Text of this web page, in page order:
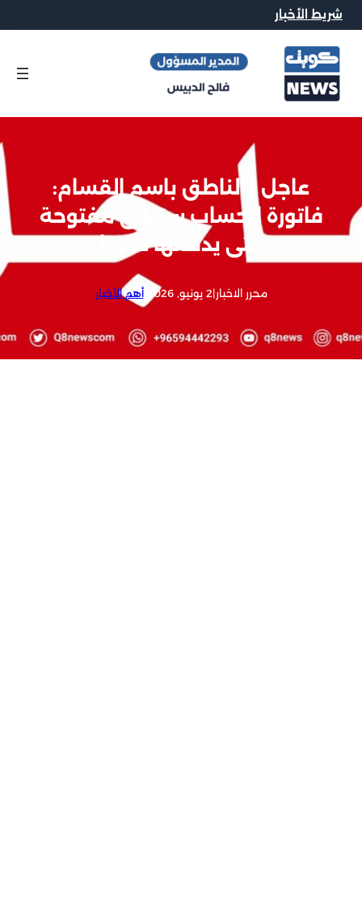
شريط الأخبار
عاجل | الناطق باسم القسام:
فاتورة الحساب ستبقى مفتوحة
حتى يدفعها عدونا
محرر الاخبار|2 يونيو, 2026 |أهم الأخبار